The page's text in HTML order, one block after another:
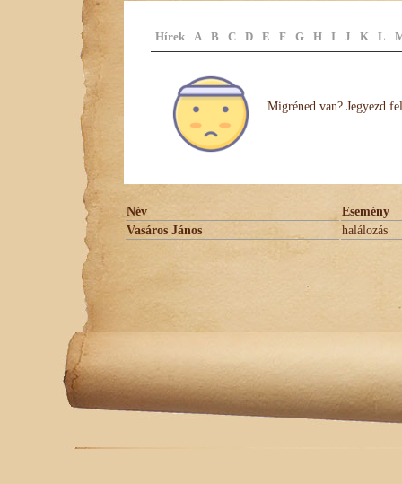
Hírek A B C D E F G H I J K L
Migréned van? Jegyezd
Név
Esemény
Vasáros János
halálozás